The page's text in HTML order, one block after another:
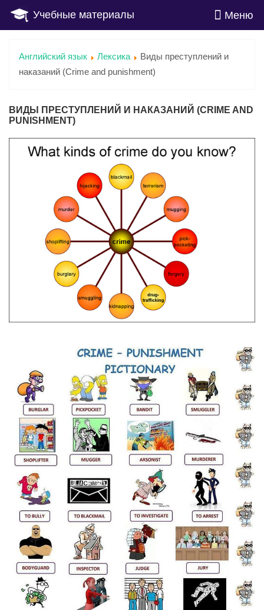
Учебные материалы Меню
Английский язык Лексика
Виды преступлений и
наказаний (Crime and punishment)
ВИДЫ ПРЕСТУПЛЕНИЙ И НАКАЗАНИЙ (CRIME AND
PUNISHMENT)